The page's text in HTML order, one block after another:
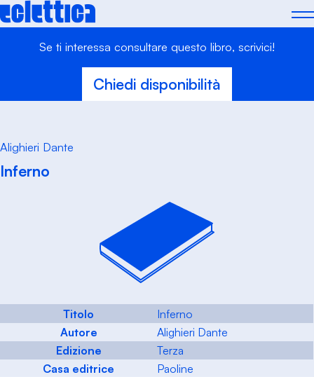
Skip
to
Se ti interessa consultare questo libro, scrivici!
Chiedi disponibilità
Alighieri Dante
Inferno
Titolo
Inferno
Autore
Alighieri Dante
Edizione
Terza
Casa editrice
Paoline